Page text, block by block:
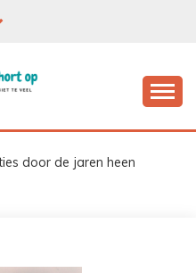
door de jaren heen